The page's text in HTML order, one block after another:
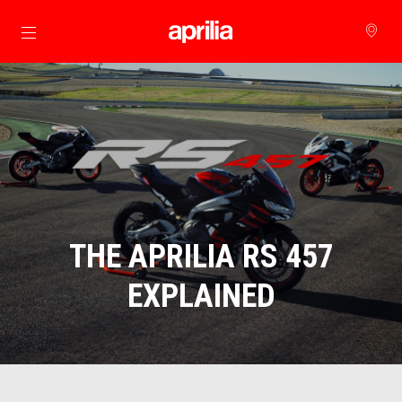
Prejsť na hlavný obsah
THE APRILIA RS 457
EXPLAINED